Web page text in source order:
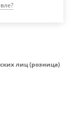
лиц (розница)